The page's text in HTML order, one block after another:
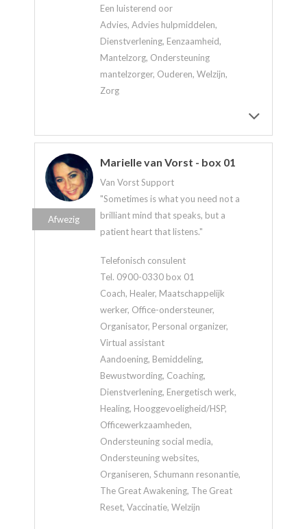
Een luisterend oor
Advies, Advies hulpmiddelen,
Dienstverlening, Eenzaamheid,
Mantelzorg, Ondersteuning
mantelzorger, Ouderen, Welzijn,
Zorg
Marielle van Vorst - box 01
Van Vorst Support
"Sometimes is what you need not a
brilliant mind that speaks, but a
patient heart that listens."
Telefonisch consulent
Tel. 0900-0330 box 01
Coach, Healer, Maatschappelijk
werker, Office-ondersteuner,
Organisator, Personal organizer,
Virtual assistant
Aandoening, Bemiddeling,
Bewustwording, Coaching,
Dienstverlening, Energetisch werk,
Healing, Hooggevoeligheid/HSP,
Officewerkzaamheden,
Ondersteuning social media,
Ondersteuning websites,
Organiseren, Schumann resonantie,
The Great Awakening, The Great
Reset, Vaccinatie, Welzijn
Afwezig